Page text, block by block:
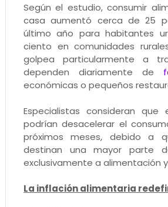
Según el estudio, consumir
casa aumentó cerca de 25
último año para habitantes
ciento en comunidades
golpea particularmente a
dependen diariamente de
económicas o pequeños
Especialistas consideran que
podrían desacelerar el
próximos meses, debido a
destinan una mayor parte
exclusivamente a alimentación
La inflación alimentaria